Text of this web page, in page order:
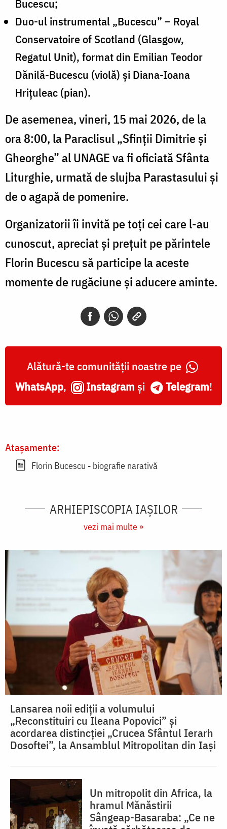
Bucescu;
Duo-ul instrumental „Bucescu” – Royal
Conservatoire of Scotland (Glasgow,
Regatul Unit), format din Emilian Teodor
Dănilă-Bucescu (violă) și Diana-Ioana
Hrițuleac (pian).
De asemenea, vineri, 15 mai 2026, de la
ora 8:00, la Paraclisul „Sfinții Dimitrie și
Gheorghe” al UNAGE va fi oficiată Sfânta
Liturghie, urmată de slujba Parastasului și
de o agapă de pomenire.
Organizatorii îi invită pe toți cei care l-au
cunoscut, apreciat și prețuit pe părintele
Florin Bucescu să participe la aceste
momente de rugăciune și aducere aminte.
Alătură-te comunității noastre pe
WhatsApp, Instagram și Telegram!
Atașamente:
Florin Bucescu - biografie narativă
ARHIEPISCOPIA IAŞILOR
vezi mai multe »
Lansarea noii ediții a volumului
„Reconstituiri cu Ileana Popovici” și
acordarea distincției „Crucea Sfântul Ierarh
Dosoftei”, la Ansamblul Mitropolitan din Iași
Un mitropolit din Africa, la
hramul Mănăstirii
Sângeap-Basaraba: „Ce ne